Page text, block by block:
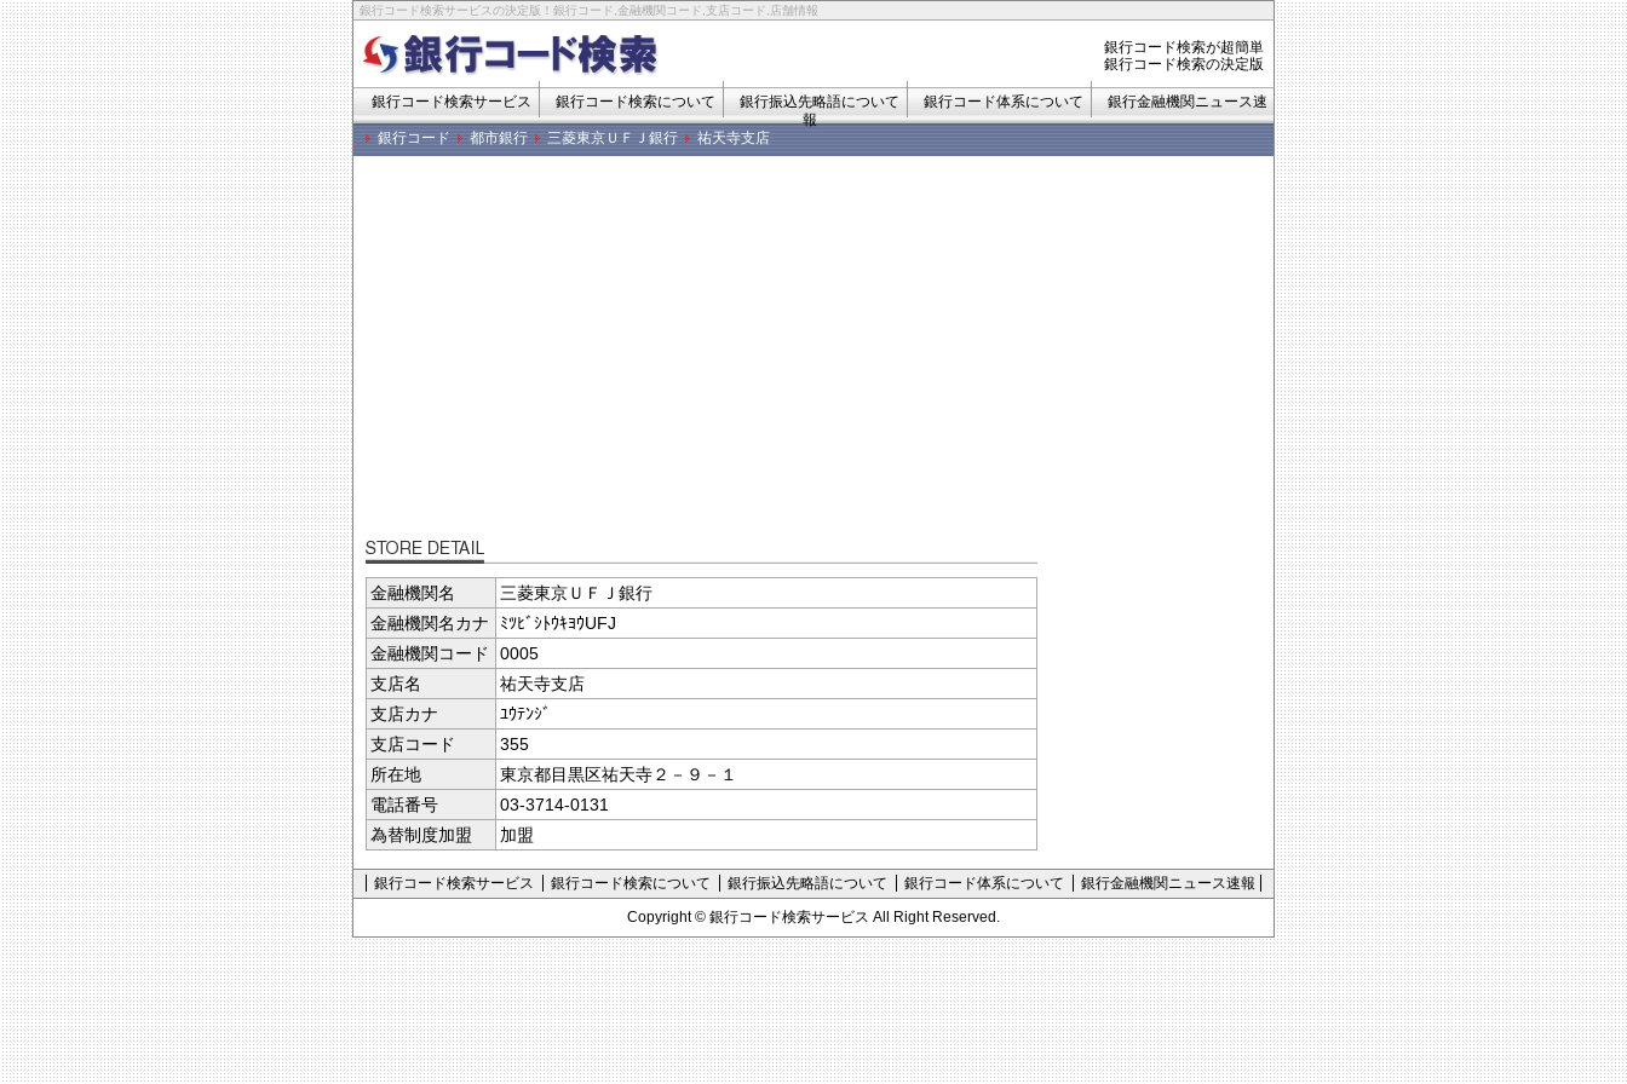
銀行コード検索サービスの決定版！銀行コード,金融機関コード,支店コード,店舗情報
銀行コード検索が超簡単
銀行コード検索の決定版
銀行コード検索サービス 銀行コード検索について 銀行振込先略語について 銀行コード体系について
銀行金融機関ニュース速
報
銀行コード
都市銀行 三菱東京ＵＦＪ銀行 祐天寺支店
金融機関名
三菱東京ＵＦＪ銀行
金融機関名カナ
ﾐﾂﾋﾞｼﾄｳｷﾖｳUFJ
金融機関コード
0005
支店名
祐天寺支店
支店カナ
ﾕｳﾃﾝｼﾞ
支店コード
355
所在地
東京都目黒区祐天寺２－９－１
電話番号
03-3714-0131
為替制度加盟
加盟
銀行コード検索サービス 銀行コード検索について 銀行振込先略語について 銀行コード体系について
銀行金融機関ニュース速報
Copyright © 銀行コード検索サービス All Right Reserved.